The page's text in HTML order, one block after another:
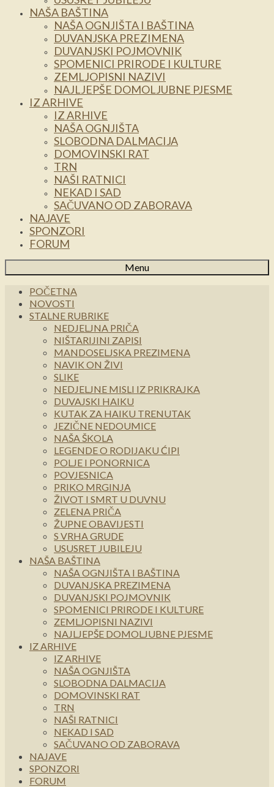
NAŠA BAŠTINA
NAŠA OGNJIŠTA I BAŠTINA
DUVANJSKA PREZIMENA
DUVANJSKI POJMOVNIK
SPOMENICI PRIRODE I KULTURE
ZEMLJOPISNI NAZIVI
NAJLJEPŠE DOMOLJUBNE PJESME
IZ ARHIVE
IZ ARHIVE
NAŠA OGNJIŠTA
SLOBODNA DALMACIJA
DOMOVINSKI RAT
TRN
NAŠI RATNICI
NEKAD I SAD
SAČUVANO OD ZABORAVA
NAJAVE
SPONZORI
FORUM
Menu
POČETNA
NOVOSTI
STALNE RUBRIKE
NEDJELJNA PRIČA
NIŠTARIJINI ZAPISI
MANDOSELJSKA PREZIMENA
NAVIK ON ŽIVI
SLIKE
NEDJELJNE MISLI IZ PRIKRAJKA
DUVAJSKI HAIKU
KUTAK ZA HAIKU TRENUTAK
JEZIČNE NEDOUMICE
NAŠA ŠKOLA
LEGENDE O RODIJAKU ĆIPI
POLJE I PONORNICA
POVJESNICA
PRIKO MRGINJA
ŽIVOT I SMRT U DUVNU
ZELENA PRIČA
ŽUPNE OBAVIJESTI
S VRHA GRUDE
USUSRET JUBILEJU
NAŠA BAŠTINA
NAŠA OGNJIŠTA I BAŠTINA
DUVANJSKA PREZIMENA
DUVANJSKI POJMOVNIK
SPOMENICI PRIRODE I KULTURE
ZEMLJOPISNI NAZIVI
NAJLJEPŠE DOMOLJUBNE PJESME
IZ ARHIVE
IZ ARHIVE
NAŠA OGNJIŠTA
SLOBODNA DALMACIJA
DOMOVINSKI RAT
TRN
NAŠI RATNICI
NEKAD I SAD
SAČUVANO OD ZABORAVA
NAJAVE
SPONZORI
FORUM